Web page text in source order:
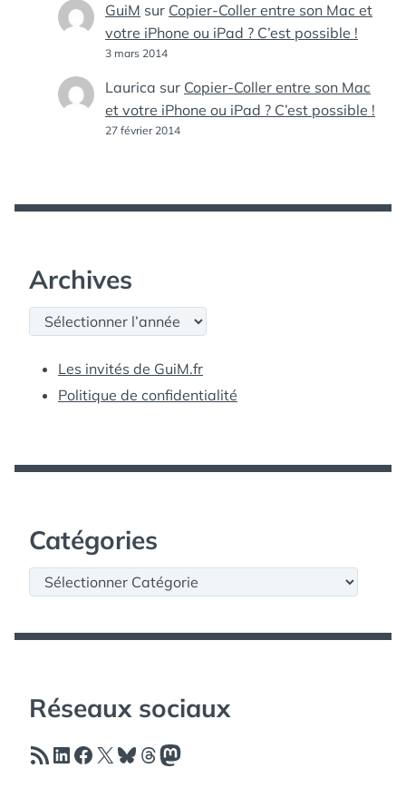
GuiM sur Copier-Coller entre son Mac et
votre iPhone ou iPad ? C’est possible !
3 mars 2014
Laurica sur Copier-Coller entre son Mac
et votre iPhone ou iPad ? C’est possible !
27 février 2014
Archives
Archives
Les invités de GuiM.fr
Politique de confidentialité
Catégories
Catégories
Réseaux sociaux
Flux RSSLinkedIn
Facebook
X Bluesky
Threads
Mastodon